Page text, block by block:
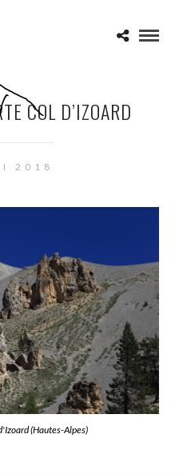
COL D’IZOARD
2018
(Hautes-Alpes)